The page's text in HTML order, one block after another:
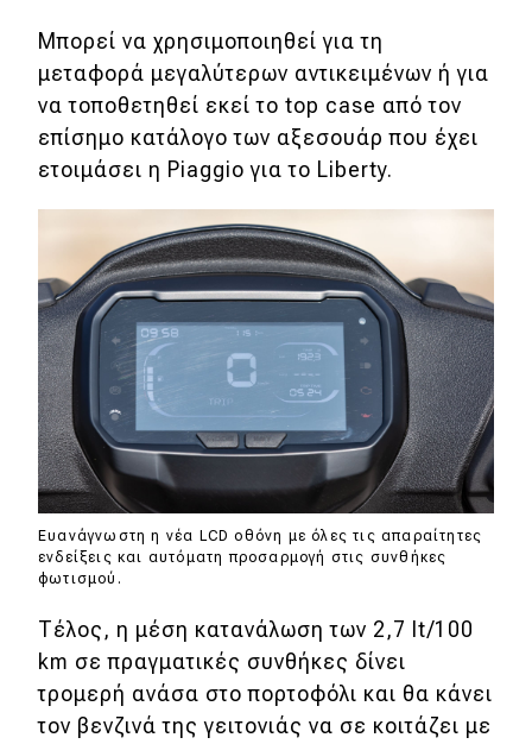
Μπορεί να χρησιμοποιηθεί για τη
μεταφορά μεγαλύτερων αντικειμένων ή για
να τοποθετηθεί εκεί το top case από τον
επίσημο κατάλογο των αξεσουάρ που έχει
ετοιμάσει η Piaggio για το Liberty.
Ευανάγνωστη η νέα LCD οθόνη με όλες τις απαραίτητες
ενδείξεις και αυτόματη προσαρμογή στις συνθήκες
φωτισμού.
Τέλος, η μέση κατανάλωση των 2,7 lt/100
km σε πραγματικές συνθήκες δίνει
τρομερή ανάσα στο πορτοφόλι και θα κάνει
τον βενζινά της γειτονιάς να σε κοιτάζει με